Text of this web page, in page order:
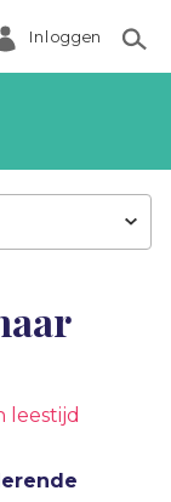
Inloggen
leestijd